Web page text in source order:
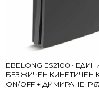
EBELONG ES2100 ·
БЕЗЖИЧЕН КИНЕТИЧЕН
ON/OFF + ДИМИРАНЕ